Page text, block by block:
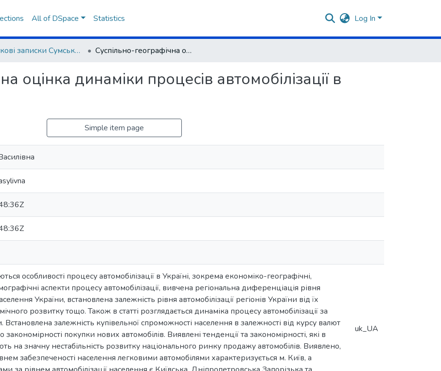
All of DSpace Statistics Log In
Наукові записки Сумського державного педагогічного університету. Географічні науки Суспільно-географічна оцінка динаміки процесів автомобілізації в Україні
оцінка динаміки процесів автомобілізації в
Simple item page
особливості процесу автомобілізації в Україні, зокрема економіко-географічні,
аспекти процесу автомобілізації, вивчена регіональна диференціація рівня
України, встановлена залежність рівня автомобілізації регіонів України від їх
розвитку тощо. Також в статті розглядається динаміка процесу автомобілізації за
Встановлена залежність купівельної спроможності населення в залежності від курсу валют
закономірності покупки нових автомобілів. Виявлені тенденції та закономірності, які в
на значну нестабільність розвитку національного ринку продажу автомобілів. Виявлено,
забезпеченості населення легковими автомобілями характеризується м. Київ, а
uk_UA